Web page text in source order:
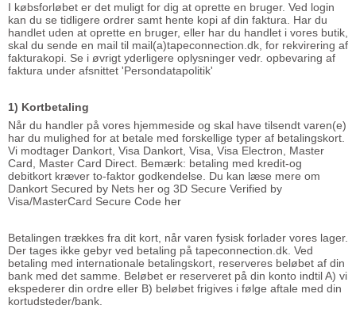
I købsforløbet er det muligt for dig at oprette en bruger. Ved login
kan du se tidligere ordrer samt hente kopi af din faktura. Har du
handlet uden at oprette en bruger, eller har du handlet i vores butik,
skal du sende en mail til mail(a)tapeconnection.dk, for rekvirering af
fakturakopi. Se i øvrigt yderligere oplysninger vedr. opbevaring af
faktura under afsnittet 'Persondatapolitik'
1) Kortbetaling
Når du handler på vores hjemmeside og skal have tilsendt varen(e)
har du mulighed for at betale med forskellige typer af betalingskort.
Vi modtager Dankort, Visa Dankort, Visa, Visa Electron, Master
Card, Master Card Direct. Bemærk: betaling med kredit-og
debitkort kræver to-faktor godkendelse. Du kan læse mere om
Dankort Secured by Nets her og 3D Secure Verified by
Visa/MasterCard Secure Code her
Betalingen trækkes fra dit kort, når varen fysisk forlader vores lager.
Der tages ikke gebyr ved betaling på tapeconnection.dk. Ved
betaling med internationale betalingskort, reserveres beløbet af din
bank med det samme. Beløbet er reserveret på din konto indtil A) vi
ekspederer din ordre eller B) beløbet frigives i følge aftale med din
kortudsteder/bank.